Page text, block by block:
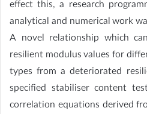
effect this, a research
analytical and numerical work
A novel relationship which
resilient modulus values for
types from a deteriorated
specified stabiliser content
correlation equations derived